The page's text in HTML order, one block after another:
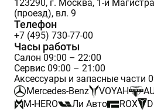
123290, г. Москва, 1-й
(проезд), вл. 9
Телефон
+7 (495) 730-77-00
Часы работы
Салон 09:00 – 22:00
Сервис 09:00 – 21:00
Аксессуары и запасные части
Mercedes-Benz
VOYAH
M-HERO
Ли Авто ROX